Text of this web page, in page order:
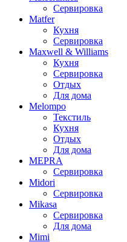
Сервировка
Matfer
Кухня
Сервировка
Maxwell & Williams
Кухня
Сервировка
Отдых
Для дома
Melompo
Текстиль
Кухня
Отдых
Для дома
MEPRA
Сервировка
Midori
Сервировка
Mikasa
Сервировка
Для дома
Mimi